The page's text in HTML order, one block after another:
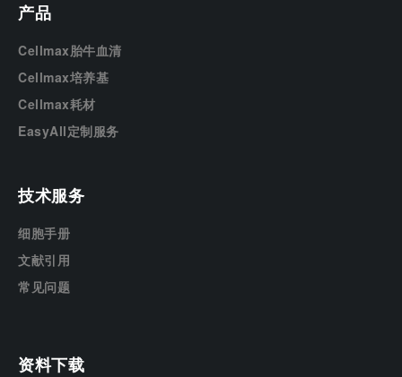
产品
Cellmax胎牛血清
Cellmax培养基
Cellmax耗材
EasyAll定制服务
技术服务
细胞手册
文献引用
常见问题
资料下载